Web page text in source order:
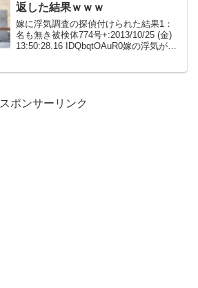
返した結果ｗｗｗ
嫁に浮気調査の探偵付けられた結果1：
名も無き被検体774号+:2013/10/25 (金)
13:50:28.16 IDQbqtOAuR0嫁の浮気がバ
スポンサーリンク